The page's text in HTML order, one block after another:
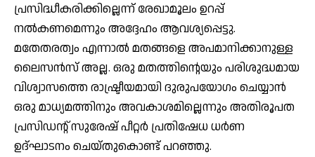
പ്രസിദ്ധീകരിക്കില്ലെന്ന് രേഖാമൂലം ഉറപ്പ്
നല്‍കണമെന്നും അദ്ദേഹം ആവശ്യപ്പെട്ടു.
മതേതരത്വം എന്നാല്‍ മതങ്ങളെ അപമാനിക്കാനുള്ള
ലൈസന്‍സ് അല്ല. ഒരു മതത്തിന്റെയും പരിശുദ്ധമായ
വിശ്വാസത്തെ രാഷ്ട്രീയമായി ദുരുപയോഗം ചെയ്യാന്‍
ഒരു മാധ്യമത്തിനും അവകാശമില്ലെന്നും അതിരൂപത
പ്രസിഡന്റ് സുരേഷ് പീറ്റര്‍ പ്രതിഷേധ ധര്‍ണ
ഉദ്ഘാടനം ചെയ്തുകൊണ്ട് പറഞ്ഞു.